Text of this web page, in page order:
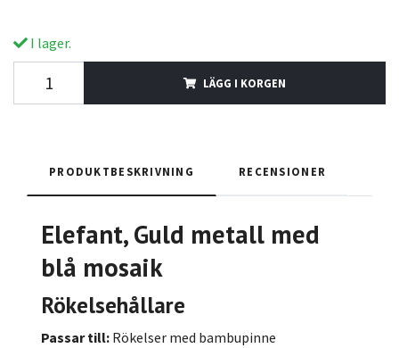
I lager.
LÄGG I KORGEN
PRODUKTBESKRIVNING RECENSIONER
Elefant,Guld metall med
blå mosaik
Rökelsehållare
Passar till: Rökelser med bambupinne